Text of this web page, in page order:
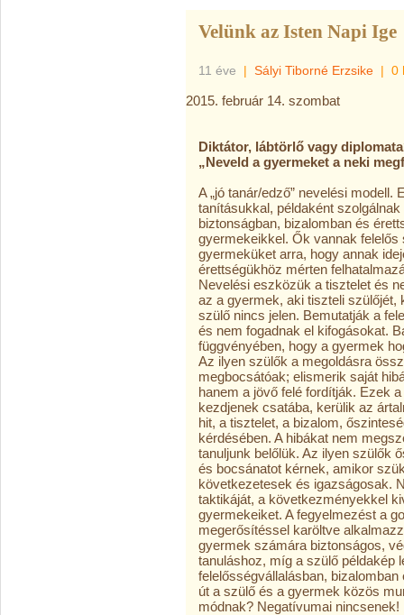
Velünk az Isten Napi Ige
11 éve | Sályi Tiborné Erzsike | 0
2015. február 14. szombat
Diktátor, lábtörlő vagy
„Neveld a gyermeket a neki
A „jó tanár/edző” nevelési
tanításukkal, példaként
biztonságban, bizalomban és
gyermekeikkel. Ők vannak
gyermeküket arra, hogy annak
érettségükhöz mérten
Nevelési eszközük a tisztelet és
az a gyermek, aki tiszteli szülőjét,
szülő nincs jelen. Bemutatják a
és nem fogadnak el kifogásokat.
függvényében, hogy a gyermek
Az ilyen szülők a megoldásra
megbocsátóak; elismerik saját
hanem a jövő felé fordítják. Ezek
kezdjenek csatába, kerülik az
hit, a tisztelet, a bizalom,
kérdésében. A hibákat nem
tanuljunk belőlük. Az ilyen szülők
és bocsánatot kérnek, amikor
következetesek és igazságosak.
taktikáját, a következményekkel
gyermekeiket. A fegyelmezést a
megerősítéssel karöltve
gyermek számára biztonságos,
tanuláshoz, míg a szülő példakép
felelősségvállalásban,
út a szülő és a gyermek közös
módnak? Negatívumai nincsenek!